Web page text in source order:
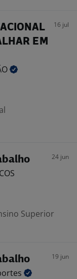
EM
16 jul
24 jun
Superior
19 jun